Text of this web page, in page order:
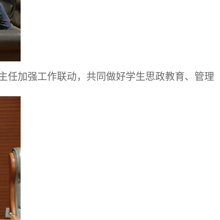
任加强工作联动，共同做好学生思政教育、管理